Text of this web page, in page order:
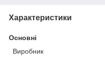
Характеристики
Основні
Виробник